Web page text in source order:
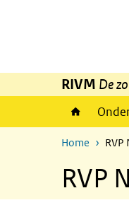
RIVM De
Home RVP
RVP